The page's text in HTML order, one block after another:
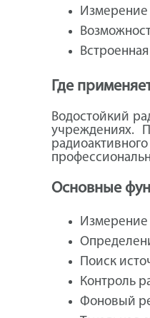
Измерение
Где
Водостойкий
учреждениях.
Основные
Измерение
Поиск
Контроль
Фоновый